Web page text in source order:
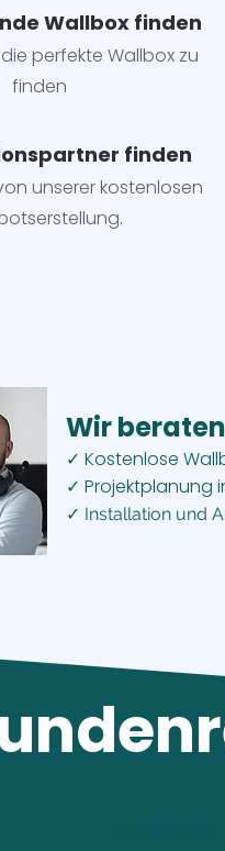
Wallbox finden
perfekte Wallbox zu
finden
finden
unserer kostenlosen
Wir
✓ Kostenlose
✓ Projektplanung
✓ Installation und